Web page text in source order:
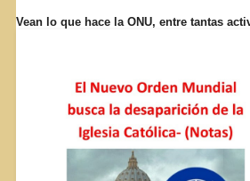
Vean lo que hace la ONU, entre tantas